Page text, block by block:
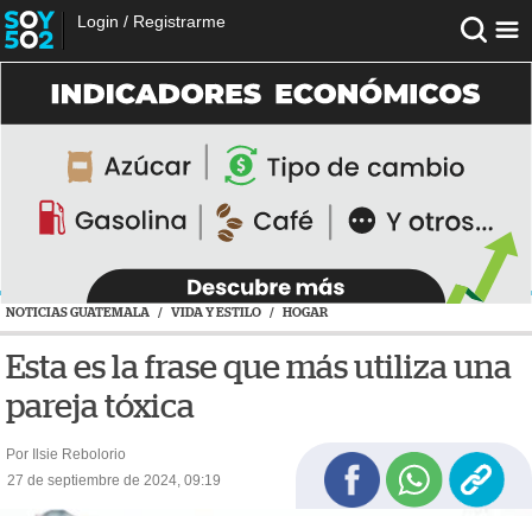
Login / Registrarme
NOTICIAS GUATEMALA / VIDA Y ESTILO / HOGAR
Esta es la frase que más utiliza una
pareja tóxica
Por Ilsie Rebolorio
27 de septiembre de 2024, 09:19